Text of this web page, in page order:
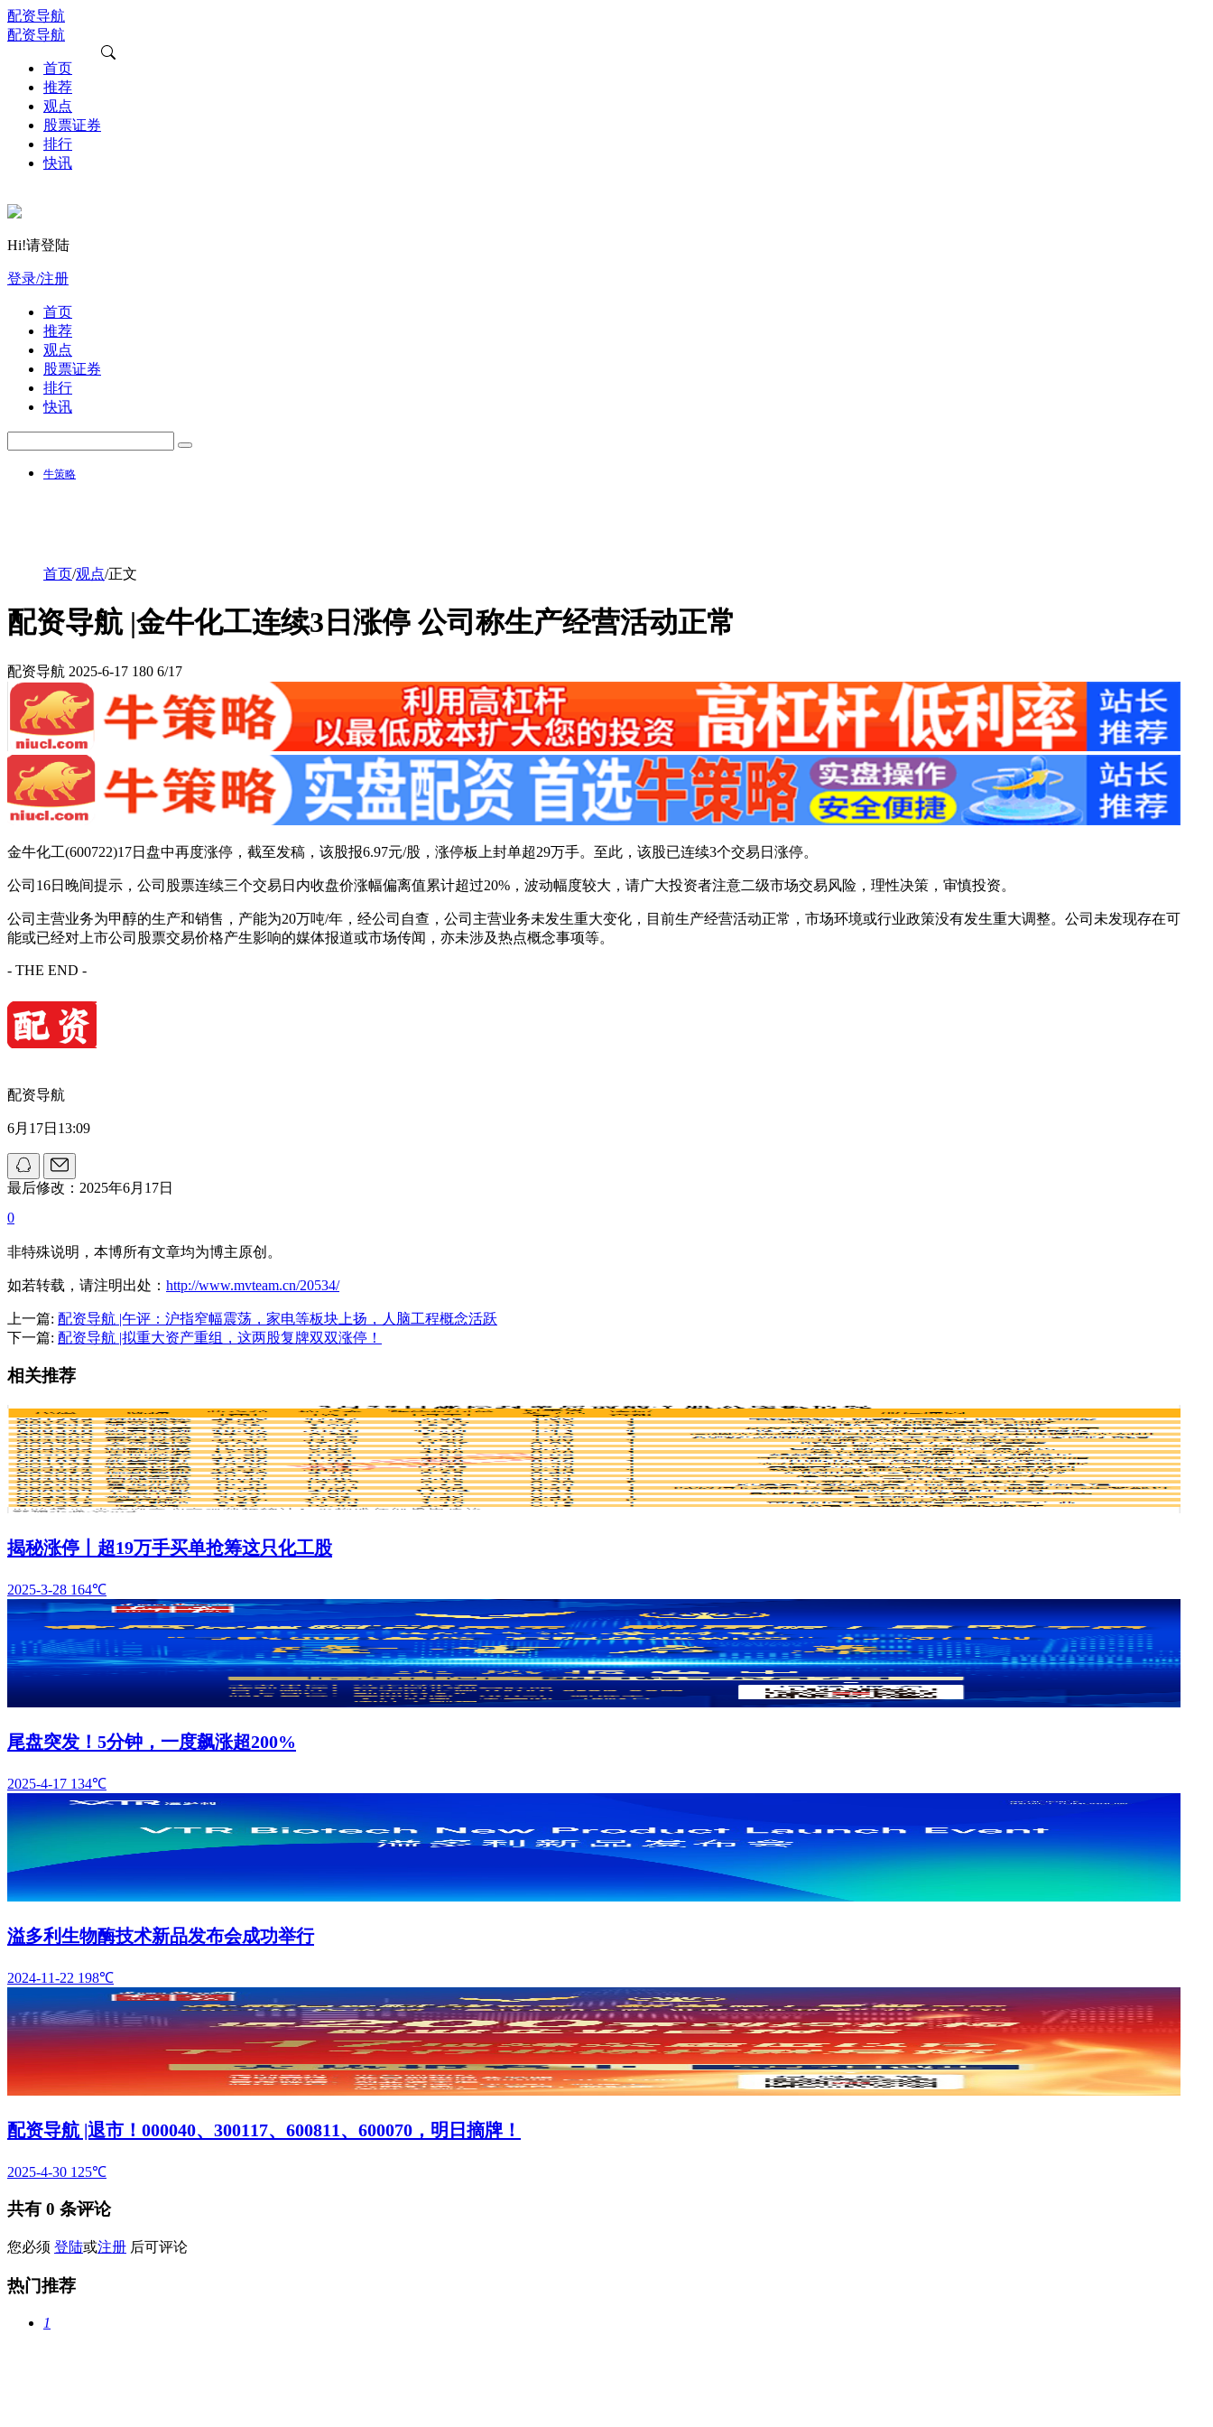
配资导航
配资导航
首页
推荐
观点
股票证券
排行
快讯
Hi!请登陆
登录/注册
首页
推荐
观点
股票证券
排行
快讯
牛策略
首页/观点/正文
配资导航 |金牛化工连续3日涨停 公司称生产经营活动正常
配资导航 2025-6-17 180 6/17
金牛化工(600722)17日盘中再度涨停，截至发稿，该股报6.97元/股，涨停板上封单超29万手。至此，该股已连续3个交易日涨停。
公司16日晚间提示，公司股票连续三个交易日内收盘价涨幅偏离值累计超过20%，波动幅度较大，请广大投资者注意二级市场交易风险，理性决策，审慎投资。
公司主营业务为甲醇的生产和销售，产能为20万吨/年，经公司自查，公司主营业务未发生重大变化，目前生产经营活动正常，市场环境或行业政策没有发生重大调整。公司未发现存在可
能或已经对上市公司股票交易价格产生影响的媒体报道或市场传闻，亦未涉及热点概念事项等。
- THE END -
配资导航
6月17日13:09
最后修改：2025年6月17日
0
非特殊说明，本博所有文章均为博主原创。
如若转载，请注明出处： http://www.mvteam.cn/20534/
上一篇: 配资导航 |午评：沪指窄幅震荡，家电等板块上扬，人脑工程概念活跃
下一篇: 配资导航 |拟重大资产重组，这两股复牌双双涨停！
相关推荐
揭秘涨停丨超19万手买单抢筹这只化工股
2025-3-28 164℃
尾盘突发！5分钟，一度飙涨超200%
2025-4-17 134℃
溢多利生物酶技术新品发布会成功举行
2024-11-22 198℃
配资导航 |退市！000040、300117、600811、600070，明日摘牌！
2025-4-30 125℃
共有 0 条评论
您必须 登陆或注册 后可评论
热门推荐
1